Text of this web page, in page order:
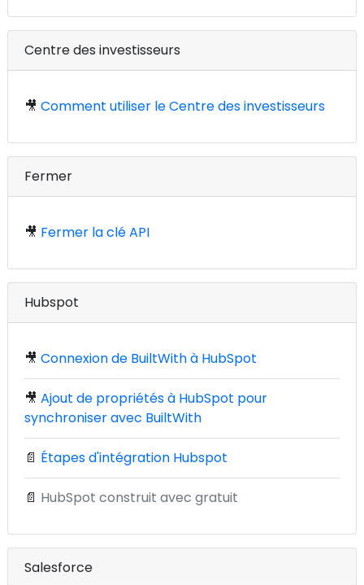
Centre des investisseurs
🎥 Comment utiliser le Centre des investisseurs
Fermer
🎥 Fermer la clé API
Hubspot
🎥 Connexion de BuiltWith à HubSpot
🎥 Ajout de propriétés à HubSpot pour
synchroniser avec BuiltWith
📄 Étapes d'intégration Hubspot
📄 HubSpot construit avec gratuit
Salesforce